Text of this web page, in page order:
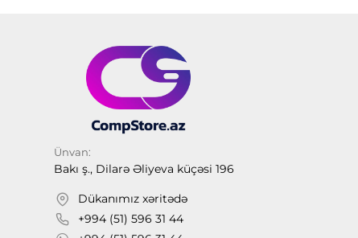
Ünvan:
Bakı ş., Dilarə Əliyeva küçəsi 196
Dükanımız xəritədə
+994 (51) 596 31 44